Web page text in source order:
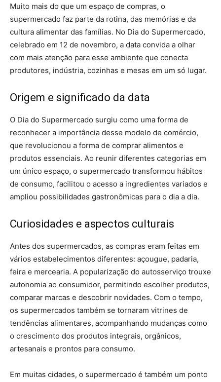
Muito mais do que um espaço de compras, o
supermercado faz parte da rotina, das memórias e da
cultura alimentar das famílias. No Dia do Supermercado,
celebrado em 12 de novembro, a data convida a olhar
com mais atenção para esse ambiente que conecta
produtores, indústria, cozinhas e mesas em um só lugar.
Origem e significado da data
O Dia do Supermercado surgiu como uma forma de
reconhecer a importância desse modelo de comércio,
que revolucionou a forma de comprar alimentos e
produtos essenciais. Ao reunir diferentes categorias em
um único espaço, o supermercado transformou hábitos
de consumo, facilitou o acesso a ingredientes variados e
ampliou possibilidades gastronômicas para o dia a dia.
Curiosidades e aspectos culturais
Antes dos supermercados, as compras eram feitas em
vários estabelecimentos diferentes: açougue, padaria,
feira e mercearia. A popularização do autosserviço trouxe
autonomia ao consumidor, permitindo escolher produtos,
comparar marcas e descobrir novidades. Com o tempo,
os supermercados também se tornaram vitrines de
tendências alimentares, acompanhando mudanças como
o crescimento dos produtos integrais, orgânicos,
artesanais e prontos para consumo.
Em muitas cidades, o supermercado é também um ponto